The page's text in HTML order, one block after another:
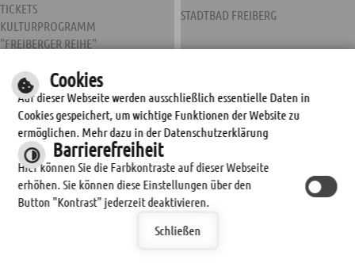
TICKETS
KULTURPROGRAMM
"FREIBERGER REIHE"
STADTBAD FREIBERG
STADTWERKE FREIBERG
Cookies
Auf dieser Webseite werden ausschließlich essentielle Daten in
Cookies gespeichert, um wichtige Funktionen der Website zu
ermöglichen. Mehr dazu in der Datenschutzerklärung
Barrierefreiheit
Hier können Sie die Farbkontraste auf dieser Webseite
erhöhen. Sie können diese Einstellungen über den
Button "Kontrast" jederzeit deaktivieren.
Schließen